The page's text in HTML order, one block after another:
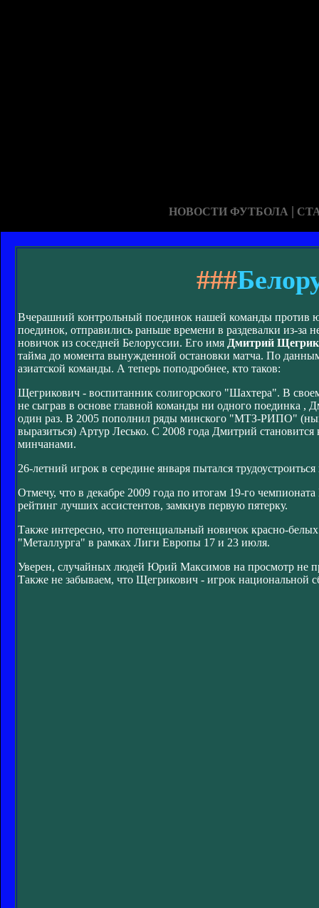
НОВОСТИ ФУТБОЛА |
###
Вчерашний контрольный поединок нашей команды против
поединок, отправились раньше времени в раздевалки из-
новичок из соседней Белоруссии. Его имя Дмитрий
тайма до момента вынужденной остановки матча. По
азиатской команды. А теперь поподробнее, кто таков:
Щегрикович - воспитанник солигорского "Шахтера". В
не сыграв в основе главной команды ни одного поединка ,
один раз. В 2005 пополнил ряды минского "МТЗ-РИПО"
выразиться) Артур Лесько. С 2008 года Дмитрий
минчанами.
26-летний игрок в середине января пытался
Отмечу, что в декабре 2009 года по итогам 19-го
рейтинг лучших ассистентов, замкнув первую пятерку.
Также интересно, что потенциальный новичок красно-
"Металлурга" в рамках Лиги Европы 17 и 23 июля.
Уверен, случайных людей Юрий Максимов на просмотр не
Также не забываем, что Щегрикович - игрок национальной